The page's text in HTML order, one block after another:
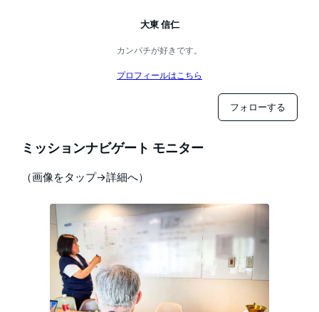
大東 信仁
カンパチが好きです。
プロフィールはこちら
フォローする
ミッションナビゲート モニター
（画像をタップ→詳細へ）